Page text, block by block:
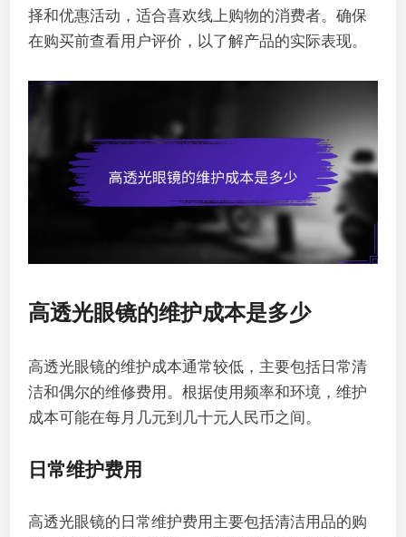
择和优惠活动，适合喜欢线上购物的消费者。确保
在购买前查看用户评价，以了解产品的实际表现。
高透光眼镜的维护成本是多少
高透光眼镜的维护成本通常较低，主要包括日常清
洁和偶尔的维修费用。根据使用频率和环境，维护
成本可能在每月几元到几十元人民币之间。
日常维护费用
高透光眼镜的日常维护费用主要包括清洁用品的购